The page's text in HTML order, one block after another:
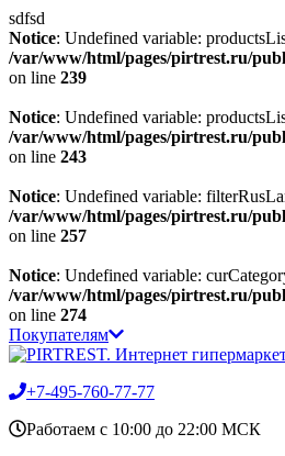
sdfsd
Notice: Undefined variable:
/var/www/html/pages/pirtrest.ru/
on line 239
Notice: Undefined variable:
/var/www/html/pages/pirtrest.ru/
on line 243
Notice: Undefined variable:
/var/www/html/pages/pirtrest.ru/
on line 257
Notice: Undefined variable:
/var/www/html/pages/pirtrest.ru/
on line 274
Покупателям
+7-495-760-77-77
Работаем c 10:00 до 22:00 МСК